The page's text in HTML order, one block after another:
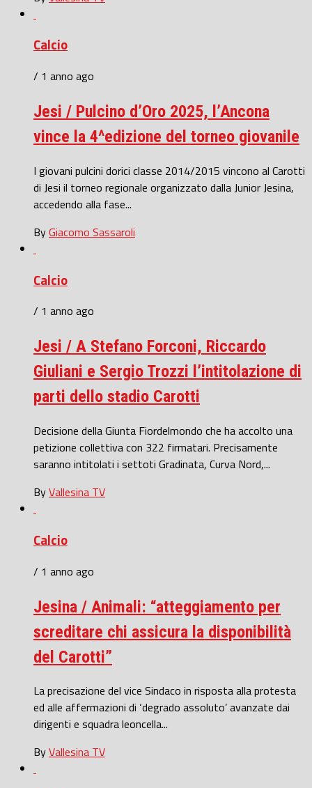
Calcio
/ 1 anno ago
Jesi / Pulcino d’Oro 2025, l’Ancona
vince la 4^edizione del torneo giovanile
I giovani pulcini dorici classe 2014/2015 vincono al Carotti
di Jesi il torneo regionale organizzato dalla Junior Jesina,
accedendo alla fase...
ByGiacomo Sassaroli
Calcio
/ 1 anno ago
Jesi / A Stefano Forconi, Riccardo
Giuliani e Sergio Trozzi l’intitolazione di
parti dello stadio Carotti
Decisione della Giunta Fiordelmondo che ha accolto una
petizione collettiva con 322 firmatari. Precisamente
saranno intitolati i settoti Gradinata, Curva Nord,...
ByVallesina TV
Calcio
/ 1 anno ago
Jesina / Animali: “atteggiamento per
screditare chi assicura la disponibilità
del Carotti”
La precisazione del vice Sindaco in risposta alla protesta
ed alle affermazioni di ‘degrado assoluto’ avanzate dai
dirigenti e squadra leoncella...
ByVallesina TV